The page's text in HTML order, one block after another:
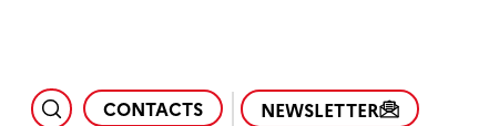
CONTACTS NEWSLETTER